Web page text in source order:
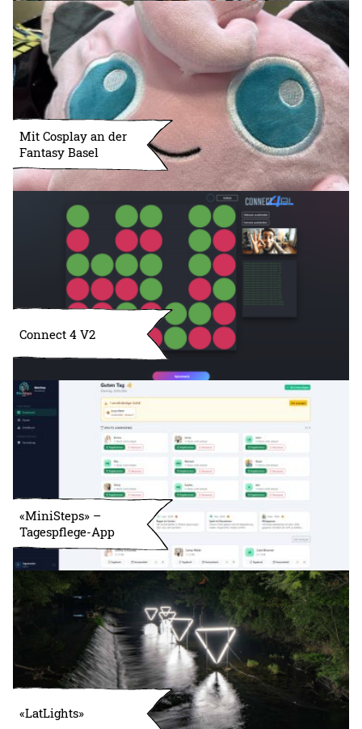
Mit Cosplay an der
Fantasy Basel
Connect 4 V2
«MiniSteps» –
Tagespflege-App
«LatLights»